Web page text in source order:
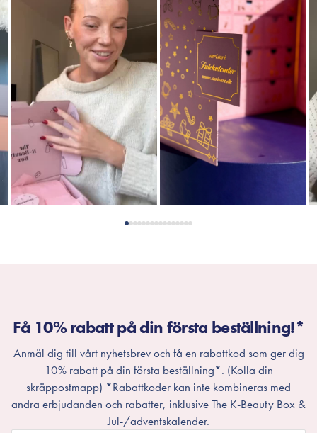
Få 10% rabatt på din första beställning!*
Anmäl dig till vårt nyhetsbrev och få en rabattkod som ger dig
10% rabatt på din första beställning*. (Kolla din
skräppostmapp) *Rabattkoder kan inte kombineras med
andra erbjudanden och rabatter, inklusive The K-Beauty Box &
Jul-/adventskalender.